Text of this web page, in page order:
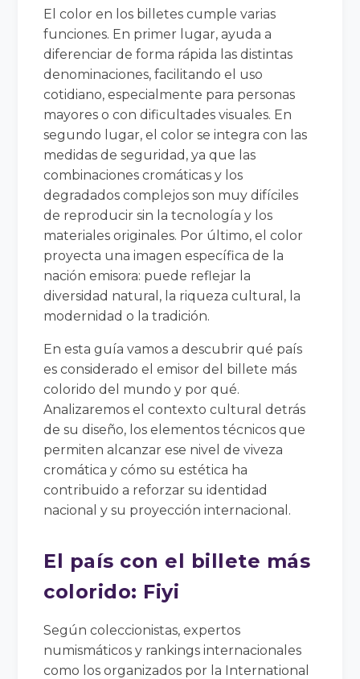
El color en los billetes cumple varias
funciones. En primer lugar, ayuda a
diferenciar de forma rápida las distintas
denominaciones, facilitando el uso
cotidiano, especialmente para personas
mayores o con dificultades visuales. En
segundo lugar, el color se integra con las
medidas de seguridad, ya que las
combinaciones cromáticas y los
degradados complejos son muy difíciles
de reproducir sin la tecnología y los
materiales originales. Por último, el color
proyecta una imagen específica de la
nación emisora: puede reflejar la
diversidad natural, la riqueza cultural, la
modernidad o la tradición.
En esta guía vamos a descubrir qué país
es considerado el emisor del billete más
colorido del mundo y por qué.
Analizaremos el contexto cultural detrás
de su diseño, los elementos técnicos que
permiten alcanzar ese nivel de viveza
cromática y cómo su estética ha
contribuido a reforzar su identidad
nacional y su proyección internacional.
El país con el billete más
colorido: Fiyi
Según coleccionistas, expertos
numismáticos y rankings internacionales
como los organizados por la International